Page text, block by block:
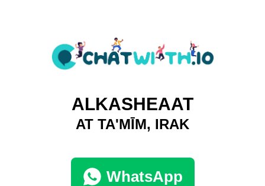
ALKASHEAAT
AT TA'MĪM, IRAK
WhatsApp